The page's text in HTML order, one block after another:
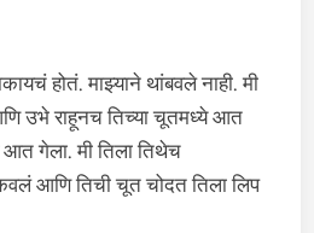
होतं. माझ्याने थांबवले नाही. मी
उभे राहूनच तिच्या चूतमध्ये आत
गेला. मी तिला तिथेच
आणि तिची चूत चोदत तिला लिप